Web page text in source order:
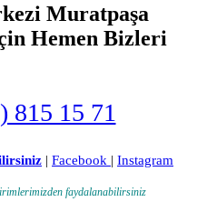
Muratpaşa
Hemen Bizleri
15 71
| Facebook | Instagram
faydalanabilirsiniz